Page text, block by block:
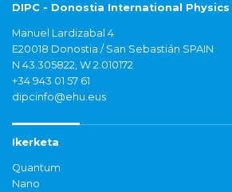
DIPC - Donostia International
Manuel Lardizabal 4
E20018 Donostia / San Sebastián SPAIN
N 43.305822, W 2.010172
+34 943 01 57 61
dipcinfo@ehu.eus
Ikerketa
Quantum
Nano